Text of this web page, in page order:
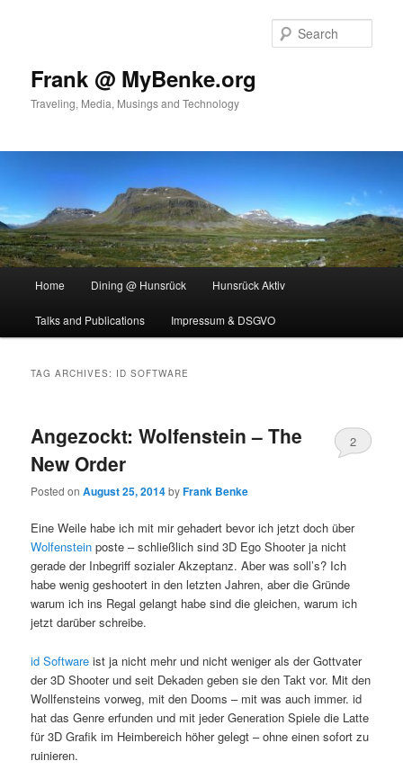
Frank @ MyBenke.org
Traveling, Media, Musings and Technology
Home Dining @ Hunsrück Hunsrück Aktiv
Talks and Publications Impressum & DSGVO
TAG ARCHIVES: ID SOFTWARE
Angezockt: Wolfenstein – The
New Order
Posted onAugust 25, 2014byFrank Benke
2
Eine Weile habe ich mit mir gehadert bevor ich jetzt doch über
Wolfenstein poste – schließlich sind 3D Ego Shooter ja nicht
gerade der Inbegriff sozialer Akzeptanz. Aber was soll’s? Ich
habe wenig geshootert in den letzten Jahren, aber die Gründe
warum ich ins Regal gelangt habe sind die gleichen, warum ich
jetzt darüber schreibe.
id Software ist ja nicht mehr und nicht weniger als der Gottvater
der 3D Shooter und seit Dekaden geben sie den Takt vor. Mit den
Wollfensteins vorweg, mit den Dooms – mit was auch immer. id
hat das Genre erfunden und mit jeder Generation Spiele die Latte
für 3D Grafik im Heimbereich höher gelegt – ohne einen sofort zu
ruinieren.